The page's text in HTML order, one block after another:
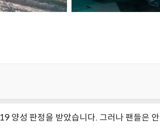
양성 판정을 받았습니다. 그러나 팬들은